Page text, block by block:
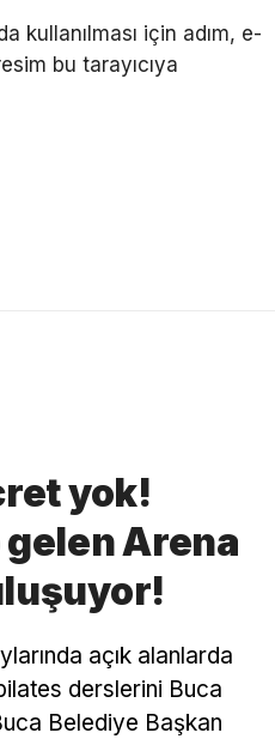
kullanılması için adım, e-
bu tarayıcıya
yok!
gelen Arena
açık alanlarda
derslerini Buca
Belediye Başkan